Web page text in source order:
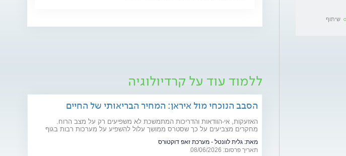
שיתוף
ללמוד עוד על קרדיולוגיה
הסבב הנוכחי מול איראן: המחיר הבריאותי של החיים
האזעקות, אי-הוודאות והדריכות המתמשכת לא משפיעים רק על מצב הרוח.
מחקרים מצביעים על כך שסטרס ממושך עלול להשפיע על מערכות רבות בגוף
להתגבר בתקופות של מתיחות ביטחונית ומה ניתן לעשות כדי לשמור על הבריאות
שלנו?
מאת: גלית לוונטל - מערכת זאפ דוקטורס
תאריך פרסום: 08/06/2026